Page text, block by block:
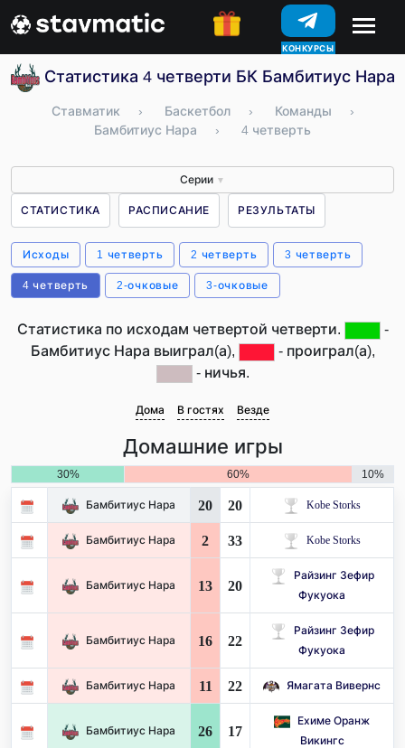
КОНКУРСЫ
Статистика 4 четверти БК Бамбитиус Нара
Ставматик › Баскетбол › Команды
›
Бамбитиус Нара
› 4 четверть
Серии ▼
СТАТИСТИКА РАСПИСАНИЕ РЕЗУЛЬТАТЫ
Исходы 1 четверть 2 четверть 3 четверть
4 четверть 2-очковые 3-очковые
Статистика по исходам четвертой четверти.
-
Бамбитиус Нара выиграл(а),
- проиграл(а),
- ничья.
Дома В гостях Везде
Домашние игры
30% 60% 10%
Бамбитиус Нара 20 20 Kobe Storks
Бамбитиус Нара 2 33 Kobe Storks
Бамбитиус Нара 13 20
Райзинг Зефир
Фукуока
Бамбитиус Нара 16 22
Райзинг Зефир
Фукуока
Бамбитиус Нара 11 22 Ямагата Вивернс
Бамбитиус Нара 26 17
Ехиме Оранж
Викингс